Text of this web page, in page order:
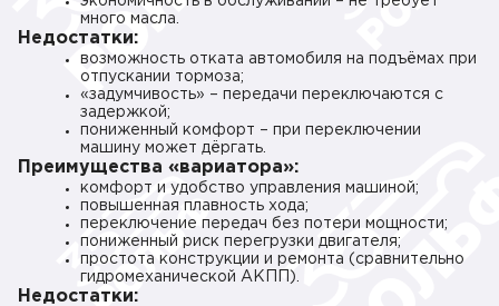
много масла.
Недостатки:
возможность отката автомобиля на подъёмах при
отпускании тормоза;
«задумчивость» – передачи переключаются с
задержкой;
пониженный комфорт – при переключении
машину может дёргать.
Преимущества «вариатора»:
комфорт и удобство управления машиной;
повышенная плавность хода;
переключение передач без потери мощности;
пониженный риск перегрузки двигателя;
простота конструкции и ремонта (сравнительно
гидромеханической АКПП).
Недостатки: